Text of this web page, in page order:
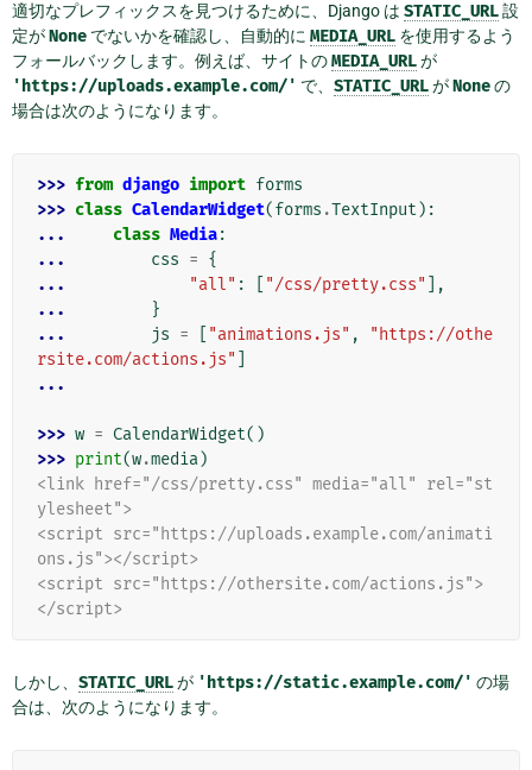
適切なプレフィックスを見つけるために、Django は STATIC_URL設
定がNone でないかを確認し、自動的に MEDIA_URL を使用するよう
フォールバックします。例えば、サイトのMEDIA_URLが
'https://uploads.example.com/' で、 STATIC_URLがNoneの
場合は次のようになります。
>>> from django import forms
>>> class CalendarWidget(forms .TextInput ):
...
class Media:
...
css = {
...
"all" : "/css/pretty.css"
],
...
}
...
js = "animations.js" ,
"https://othe
rsite.com/actions.js"
...
>>> w = CalendarWidget()
>>> print(w.media)
<link href="/css/pretty.css" media="all" rel="st
ylesheet">
<script src="https://uploads.example.com/animati
ons.js"></script>
<script src="https://othersite.com/actions.js">
</script>
しかし、 STATIC_URLが 'https://static.example.com/' の場
合は、次のようになります。